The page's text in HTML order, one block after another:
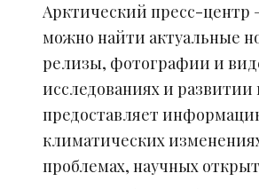
Арктический пресс-центр
можно найти актуальные
релизы, фотографии и
исследованиях и
предоставляет
климатических
проблемах, научных